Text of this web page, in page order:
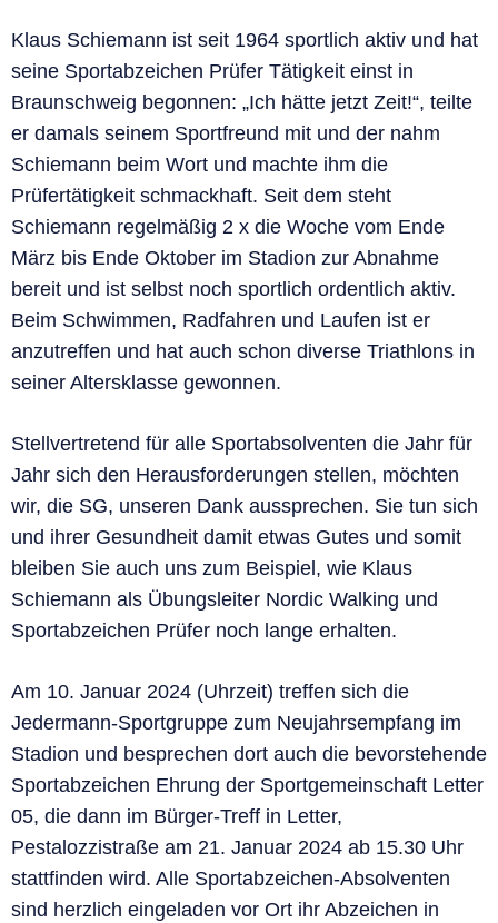
Klaus Schiemann ist seit 1964 sportlich aktiv und hat
seine Sportabzeichen Prüfer Tätigkeit einst in
Braunschweig begonnen: „Ich hätte jetzt Zeit!“, teilte
er damals seinem Sportfreund mit und der nahm
Schiemann beim Wort und machte ihm die
Prüfertätigkeit schmackhaft. Seit dem steht
Schiemann regelmäßig 2 x die Woche vom Ende
März bis Ende Oktober im Stadion zur Abnahme
bereit und ist selbst noch sportlich ordentlich aktiv.
Beim Schwimmen, Radfahren und Laufen ist er
anzutreffen und hat auch schon diverse Triathlons in
seiner Altersklasse gewonnen.
Stellvertretend für alle Sportabsolventen die Jahr für
Jahr sich den Herausforderungen stellen, möchten
wir, die SG, unseren Dank aussprechen. Sie tun sich
und ihrer Gesundheit damit etwas Gutes und somit
bleiben Sie auch uns zum Beispiel, wie Klaus
Schiemann als Übungsleiter Nordic Walking und
Sportabzeichen Prüfer noch lange erhalten.
Am 10. Januar 2024 (Uhrzeit) treffen sich die
Jedermann-Sportgruppe zum Neujahrsempfang im
Stadion und besprechen dort auch die bevorstehende
Sportabzeichen Ehrung der Sportgemeinschaft Letter
05, die dann im Bürger-Treff in Letter,
Pestalozzistraße am 21. Januar 2024 ab 15.30 Uhr
stattfinden wird. Alle Sportabzeichen-Absolventen
sind herzlich eingeladen vor Ort ihr Abzeichen in